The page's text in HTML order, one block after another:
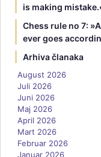
is making
Chess rule no 7:
ever goes
Arhiva članaka
August 2026
Juli 2026
Juni 2026
Maj 2026
April 2026
Mart 2026
Februar 2026
Januar 2026